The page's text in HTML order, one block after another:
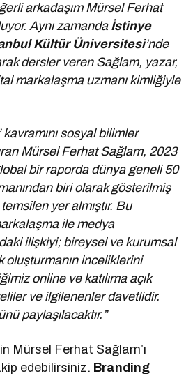
arkadaşım Mürsel Ferhat
Aynı zamanda İstinye
Kültür Üniversitesi’nde
dersler veren Sağlam, yazar,
markalaşma uzmanı kimliğiyle
sosyal bilimler
Mürsel Ferhat Sağlam, 2023
bir raporda dünya geneli 50
biri olarak gösterilmiş
yer almıştır. Bu
ile medya
ilişkiyi; bireysel ve kurumsal
oluşturmanın inceliklerini
online ve katılıma açık
ve ilgilenenler davetlidir.
paylaşılacaktır.”
Mürsel Ferhat Sağlam’ı
edebilirsiniz. Branding